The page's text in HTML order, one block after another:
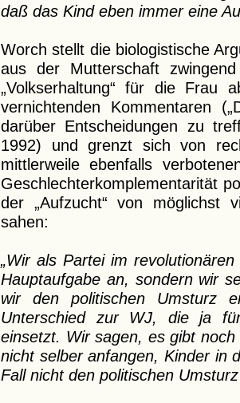
daß das Kind eben immer eine
Worch stellt die biologistische
aus der Mutterschaft
„Volkserhaltung“ für die Frau
vernichtenden Kommentaren
darüber Entscheidungen zu
1992) und grenzt sich von
mittlerweile ebenfalls
Geschlechterkomplementarität
der „Aufzucht“ von möglichst
sahen:
„Wir als Partei im
Hauptaufgabe an, sondern wir
wir den politischen Umsturz
Unterschied zur WJ, die ja
einsetzt. Wir sagen, es gibt
nicht selber anfangen, Kinder in
Fall nicht den politischen